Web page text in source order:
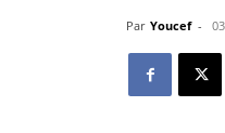
Par Youcef -